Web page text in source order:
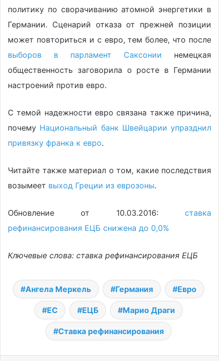
политику по сворачиванию атомной энергетики в
Германии. Сценарий отказа от прежней позиции
может повториться и с евро, тем более, что после
выборов в парламент Саксонии немецкая
общественность заговорила о росте в Германии
настроений против евро.
С темой надежности евро связана также причина,
почему Национальный банк Швейцарии упразднил
привязку франка к евро.
Читайте также материал о том, какие последствия
возымеет выход Греции из еврозоны.
Обновление от 10.03.2016: ставка
рефинансирования ЕЦБ снижена до 0,0%
Ключевые слова: ставка рефинансирования ЕЦБ
Ангела Меркель Германия Евро
ЕС ЕЦБ Марио Драги
Ставка рефинансирования